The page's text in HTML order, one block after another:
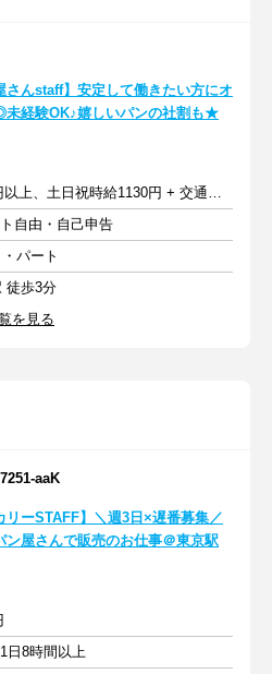
さんstaff】安定して働きたい方にオ
未経験OK♪嬉しいパンの社割も★
時給1080円以上、土日祝時給1130円 + 交通費支給
自由・自己申告
パート
徒歩3分
を見る
aaK
リーSTAFF】＼週3日×遅番募集／
ン屋さんで販売のお仕事＠東京駅
日8時間以上